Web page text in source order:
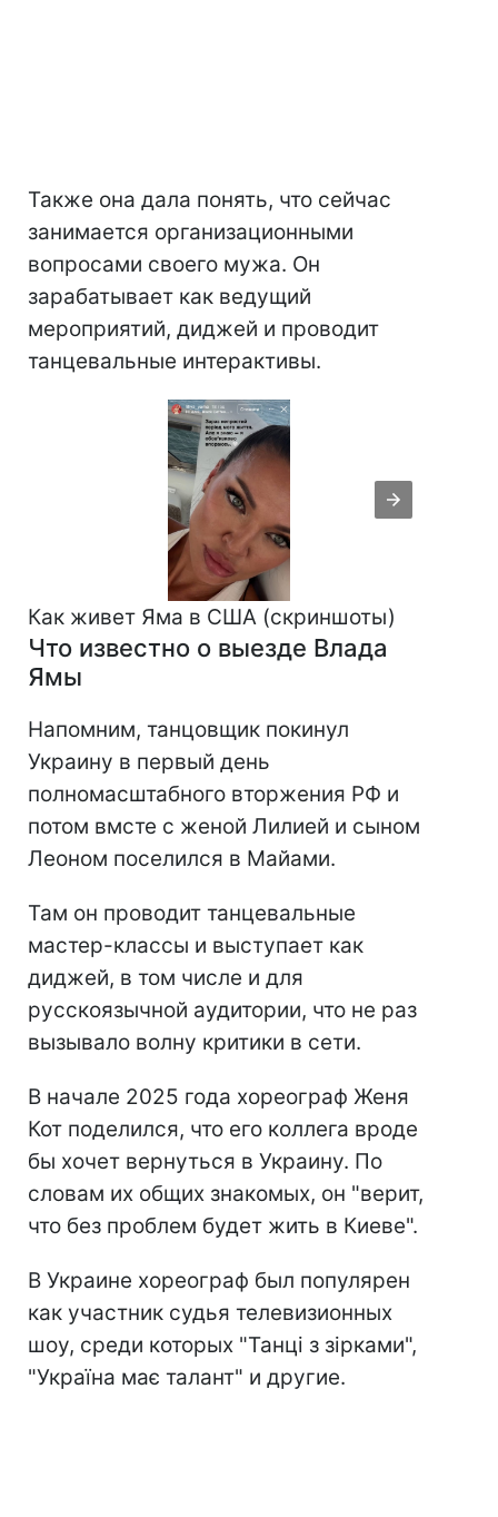
Также она дала понять, что сейчас
занимается организационными
вопросами своего мужа. Он
зарабатывает как ведущий
мероприятий, диджей и проводит
танцевальные интерактивы.
Как живет Яма в США (скриншоты)
Что известно о выезде Влада
Ямы
Напомним, танцовщик покинул
Украину в первый день
полномасштабного вторжения РФ и
потом вмсте с женой Лилией и сыном
Леоном поселился в Майами.
Там он проводит танцевальные
мастер-классы и выступает как
диджей, в том числе и для
русскоязычной аудитории, что не раз
вызывало волну критики в сети.
В начале 2025 года хореограф Женя
Кот поделился, что его коллега вроде
бы хочет вернуться в Украину. По
словам их общих знакомых, он "верит,
что без проблем будет жить в Киеве".
В Украине хореограф был популярен
как участник судья телевизионных
шоу, среди которых "Танці з зірками",
"Україна має талант" и другие.